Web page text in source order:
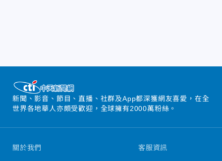
新聞、影音、節目、直播、社群及App都深獲網友喜愛，在全
世界各地華人亦頗受歡迎，全球擁有2000萬粉絲。
關於我們 客服資訊